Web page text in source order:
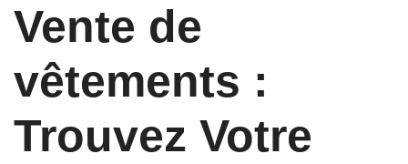
Vente de
vêtements :
Trouvez Votre